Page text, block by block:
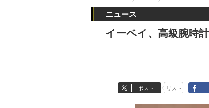
ニュース
イーベイ、高級腕時
ポスト リスト